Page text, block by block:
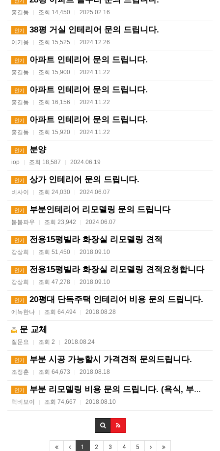
홍길동 | 조회 14,450 | 2025.02.16
인기 38평 거실 인테리어 문의 드립니다.
이기용 | 조회 15,525 | 2024.12.26
인기 아파트 인테리어 문의 드립니다.
홍길동 | 조회 15,900 | 2024.11.22
인기 아파트 인테리어 문의 드립니다.
홍길동 | 조회 16,156 | 2024.11.22
인기 아파트 인테리어 문의 드립니다.
홍길동 | 조회 15,920 | 2024.11.22
인기 분양
iop | 조회 18,587 | 2024.06.19
인기 상가 인테리어 문의 드립니다.
비사이 | 조회 24,030 | 2024.06.07
인기 부분인테리어 리모델링 문의 드립니다
붐붐파우 | 조회 23,942 | 2024.06.07
인기 전용15평빌라 화장실 리모델링 견적
강상희 | 조회 51,450 | 2018.09.10
인기 전용15평빌라 화장실 리모델링 견적요청합니다
강상희 | 조회 47,278 | 2018.09.10
인기 20평대 단독주택 인테리어 비용 문의 드립니다.
에녹한나 | 조회 64,494 | 2018.08.28
문 교체
질문요 | 조회 2 | 2018.08.24
인기 부분 시공 가능할시 가격견적 문의드립니다.
조정훈 | 조회 64,673 | 2018.08.18
인기 부분 리모델링 비용 문의 드립니다. (욕식, 부엌, 방…
럭비보이 | 조회 74,667 | 2018.08.10
1 2 3 4 5